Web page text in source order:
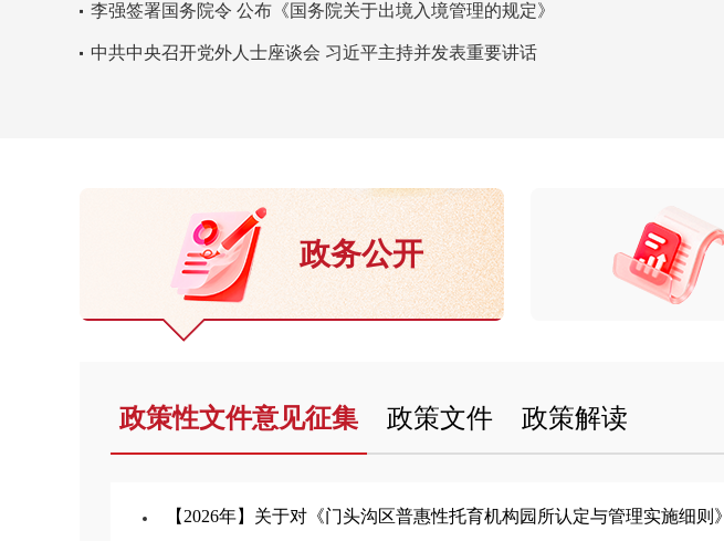
李强签署国务院令 公布《国务院关于出境入境管理的规定》
中共中央召开党外人士座谈会 习近平主持并发表重要讲话
政务公开
政策性文件意见征集 政策文件 政策解读
【2026年】关于对《门头沟区普惠性托育机构园所认定与管理实施细则》公开征集意见的公告